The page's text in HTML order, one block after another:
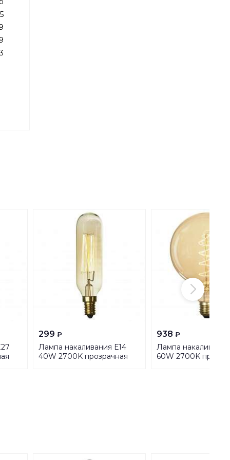
299 ₽
Лампа накаливания Е14
40W 2700K прозрачная
938 ₽
Лампа
60W 2700K